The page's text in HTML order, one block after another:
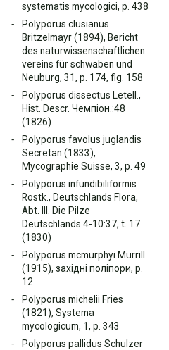
systematis mycologici, p. 438
Polyporus clusianus
Britzelmayr (1894), Bericht
des naturwissenschaftlichen
vereins für schwaben und
Neuburg, 31, p. 174, fig. 158
Polyporus dissectus Letell.,
Hist. Descr. Чемпіон.:48
(1826)
Polyporus favolus juglandis
Secretan (1833),
Mycographie Suisse, 3, p. 49
Polyporus infundibiliformis
Rostk., Deutschlands Flora,
Abt. III. Die Pilze
Deutschlands 4-10:37, t. 17
(1830)
Polyporus mcmurphyi Murrill
(1915), західні поліпори, p.
12
Polyporus michelii Fries
(1821), Systema
mycologicum, 1, p. 343
Polyporus pallidus Schulzer